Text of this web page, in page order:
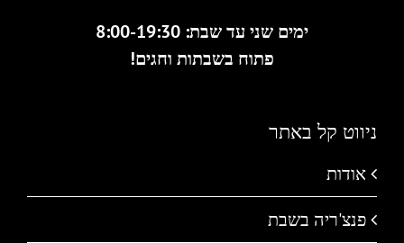
ימים שני עד שבת: 8:00-19:30
פתוח בשבתות וחגים!
ניווט קל באתר
אודות
פנצ'ריה בשבת